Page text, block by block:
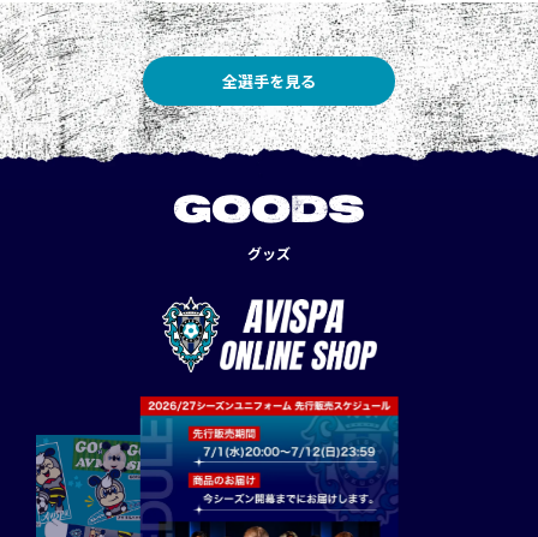
全選手を見る
GOODS
グッズ